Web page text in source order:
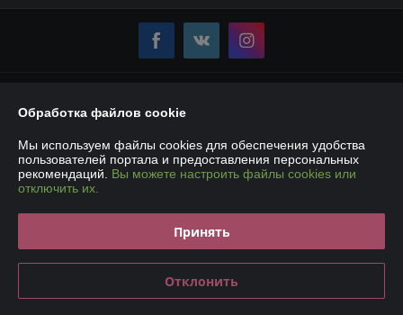
«Карбокс-Плюс»
220007, РБ, г. Минск, ул. Володько, 18 – 107Е
Регистрационный номер ЕГР: 193190861
УНП: 193190861
Регистрационный орган: Мингорисполком
Дата регистрации компании: 14.01.2019
Ссылка на свидетельство/лицензию
Обработка файлов cookie
Мы используем файлы cookies для обеспечения удобства
пользователей портала и предоставления персональных
рекомендаций. Вы можете настроить файлы cookies или
отключить их.
Принять
Отклонить